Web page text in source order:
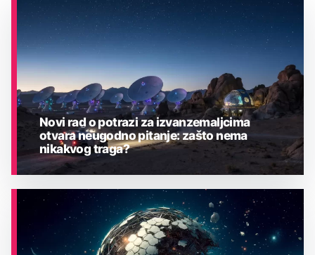
ASTRONOMIJA
Novi rad o potrazi za izvanzemaljcima
otvara neugodno pitanje: zašto nema
nikakvog traga?